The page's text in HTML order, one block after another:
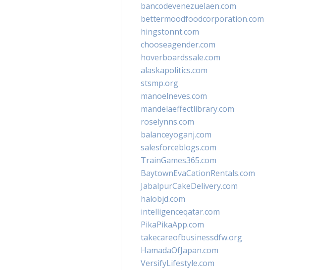
bancodevenezuelaen.com
bettermoodfoodcorporation.com
hingstonnt.com
chooseagender.com
hoverboardssale.com
alaskapolitics.com
stsmp.org
manoelneves.com
mandelaeffectlibrary.com
roselynns.com
balanceyoganj.com
salesforceblogs.com
TrainGames365.com
BaytownEvaCationRentals.com
JabalpurCakeDelivery.com
halobjd.com
intelligenceqatar.com
PikaPikaApp.com
takecareofbusinessdfw.org
HamadaOfJapan.com
VersifyLifestyle.com